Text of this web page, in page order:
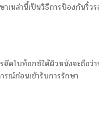
เหล่านี้เป็นวิธีการป้องกันริ้
ฉีดโบท็อกซ์ใต้ผิวหนังจะถือ
ณ์ก่อนเข้ารับการรักษา